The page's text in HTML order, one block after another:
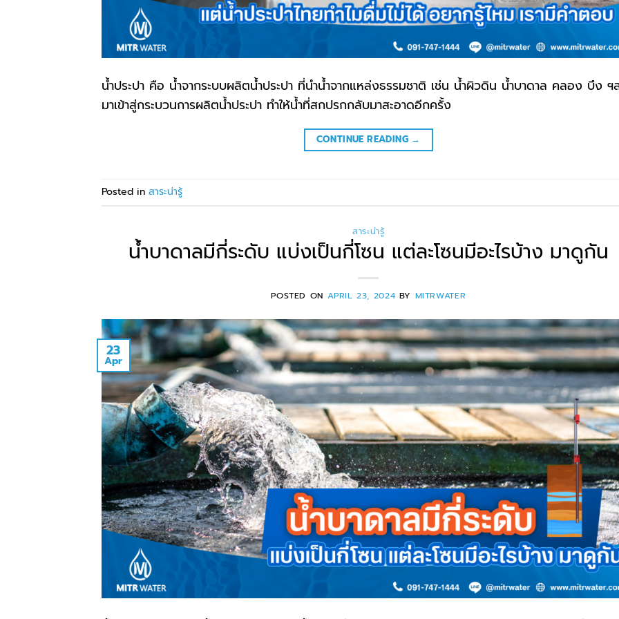
น้ำประปา คือ น้ำจากระบบผลิตน้ำประปา ที่นำน้ำจากแหล่งธรรมชาติ เช่น น้ำผิวดิน น้ำบาดาล คลอง บึง ฯ
มาเข้าสู่กระบวนการผลิตน้ำประปา ทำให้น้ำที่สกปรกกลับมาสะอาดอีกครั้ง
CONTINUE READING →
Posted in สาระน่ารู้
สาระน่ารู้
น้ำบาดาลมีกี่ระดับ แบ่งเป็นกี่โซน แต่ละโซนมีอะไรบ้าง มาดูกัน
POSTED ON APRIL 23, 2024 BY MITRWATER
23
Apr